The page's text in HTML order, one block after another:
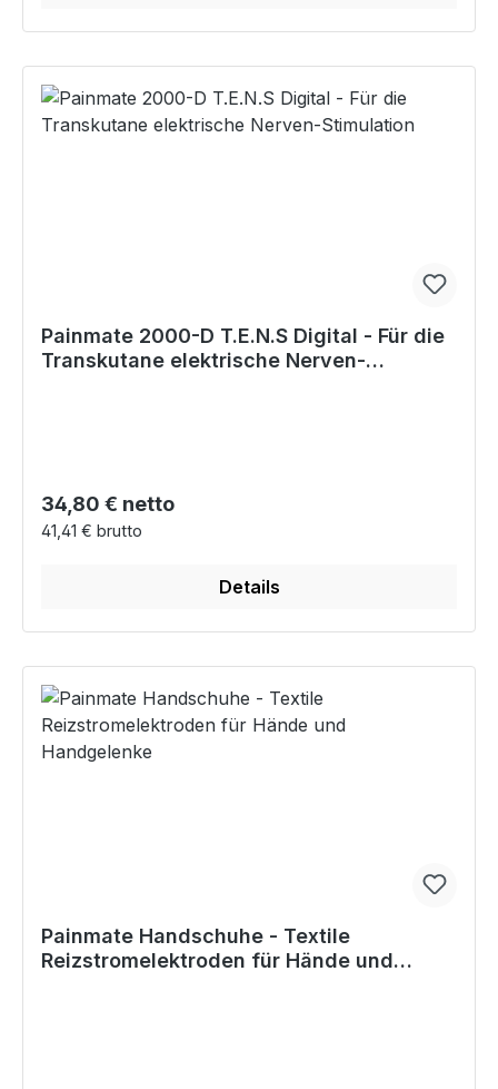
Painmate 2000-D T.E.N.S Digital - Für die
Transkutane elektrische Nerven-
Regulärer Preis:
34,80 € netto
41,41 € brutto
Details
Painmate Handschuhe - Textile
Reizstromelektroden für Hände und